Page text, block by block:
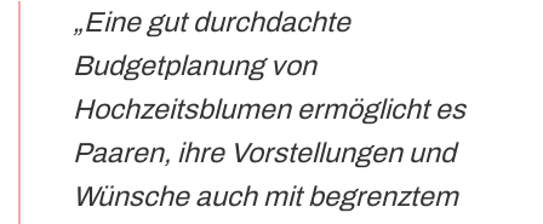
„Eine gut durchdachte
Budgetplanung von
Hochzeitsblumen ermöglicht es
Paaren, ihre Vorstellungen und
Wünsche auch mit begrenztem